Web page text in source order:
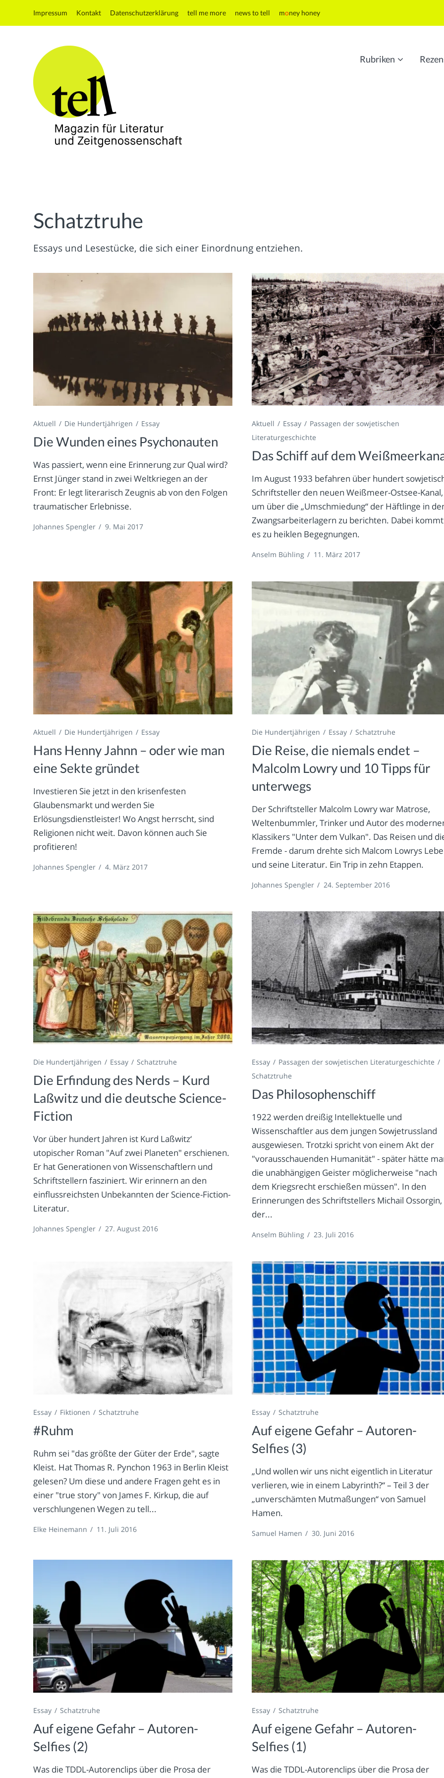
Impressum Kontakt Datenschutzerklärung tell me more news to tell money honey
Zeitgenossenschaft
Rubriken
Schatztruhe
Essays und Lesestücke, die sich einer Einordnung entziehen.
Aktuell Die Hundertjährigen Essay
Die Wunden eines Psychonauten
Was passiert, wenn eine Erinnerung zur Qual wird?
Ernst Jünger stand in zwei Weltkriegen an der
Front: Er legt literarisch Zeugnis ab von den Folgen
traumatischer Erlebnisse.
Johannes Spengler / 9. Mai 2017
Aktuell Essay
Passagen der sowjetischen
Literaturgeschichte
Das Schiff auf dem
Im August 1933 befahren über hundert
Schriftsteller den neuen Weißmeer-Ostsee-Kanal,
um über die „Umschmiedung“ der Häftlinge in
Zwangsarbeiterlagern zu berichten. Dabei kommt
es zu heiklen Begegnungen.
Anselm Bühling / 11. März 2017
Aktuell Die Hundertjährigen Essay
Hans Henny Jahnn – oder wie man
eine Sekte gründet
Investieren Sie jetzt in den krisenfesten
Glaubensmarkt und werden Sie
Erlösungsdienstleister! Wo Angst herrscht, sind
Religionen nicht weit. Davon können auch Sie
profitieren!
Johannes Spengler / 4. März 2017
Die Hundertjährigen Essay Schatztruhe
Die Reise, die niemals endet –
Malcolm Lowry und 10 Tipps für
unterwegs
Der Schriftsteller Malcolm Lowry war Matrose,
Weltenbummler, Trinker und Autor des
Klassikers "Unter dem Vulkan". Das Reisen und
Fremde - darum drehte sich Malcom Lowrys
und seine Literatur. Ein Trip in zehn Etappen.
Johannes Spengler / 24. September 2016
Die Hundertjährigen Essay Schatztruhe
Die Erfindung des Nerds – Kurd
Laßwitz und die deutsche Science-
Fiction
Vor über hundert Jahren ist Kurd Laßwitz‘
utopischer Roman "Auf zwei Planeten" erschienen.
Er hat Generationen von Wissenschaftlern und
Schriftstellern fasziniert. Wir erinnern an den
einflussreichsten Unbekannten der Science-Fiction-
Literatur.
Johannes Spengler / 27. August 2016
Essay
Passagen der sowjetischen Literaturgeschichte
Schatztruhe
Das Philosophenschiff
1922 werden dreißig Intellektuelle und
Wissenschaftler aus dem jungen Sowjetrussland
ausgewiesen. Trotzki spricht von einem Akt der
"vorausschauenden Humanität" - später hätte
die unabhängigen Geister möglicherweise "nach
dem Kriegsrecht erschießen müssen". In den
Erinnerungen des Schriftstellers Michail Ossorgin,
der...
Anselm Bühling / 23. Juli 2016
Essay Fiktionen Schatztruhe
#Ruhm
Ruhm sei "das größte der Güter der Erde", sagte
Kleist. Hat Thomas R. Pynchon 1963 in Berlin Kleist
gelesen? Um diese und andere Fragen geht es in
einer "true story" von James F. Kirkup, die auf
verschlungenen Wegen zu tell...
Elke Heinemann / 11. Juli 2016
Essay Schatztruhe
Auf eigene Gefahr – Autoren-
Selfies (3)
„Und wollen wir uns nicht eigentlich in Literatur
verlieren, wie in einem Labyrinth?“ – Teil 3 der
„unverschämten Mutmaßungen“ von Samuel
Hamen.
Samuel Hamen / 30. Juni 2016
Essay Schatztruhe
Auf eigene Gefahr – Autoren-
Selfies (2)
Was die TDDL-Autorenclips über die Prosa der
Essay Schatztruhe
Auf eigene Gefahr – Autoren-
Selfies (1)
Was die TDDL-Autorenclips über die Prosa der